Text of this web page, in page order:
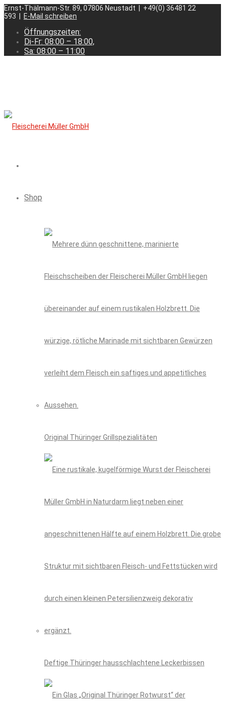
Ernst-Thälmann-Str. 89, 07806 Neustadt | +49(0) 36481 22
593 |
E-Mail schreiben
Öffnungszeiten:
Di-Fr: 08:00 – 18:00,
Sa: 08:00 – 11:00
Shop
Original Thüringer Grillspezialitäten
Deftige Thüringer hausschlachtene Leckerbissen